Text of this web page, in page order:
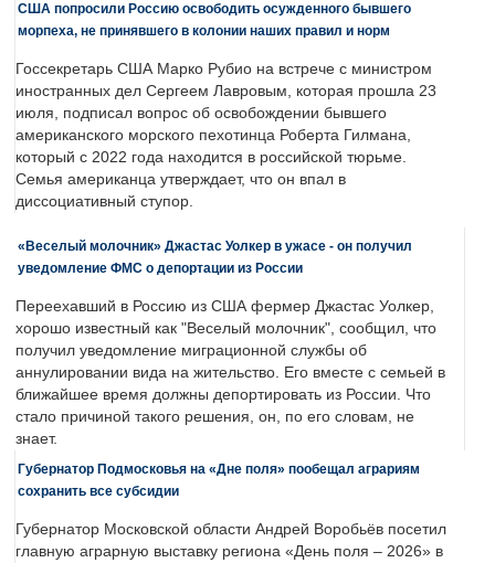
США попросили Россию освободить осужденного бывшего
морпеха, не принявшего в колонии наших правил и норм
Госсекретарь США Марко Рубио на встрече с министром
иностранных дел Сергеем Лавровым, которая прошла 23
июля, подписал вопрос об освобождении бывшего
американского морского пехотинца Роберта Гилмана,
который с 2022 года находится в российской тюрьме.
Семья американца утверждает, что он впал в
диссоциативный ступор.
«Веселый молочник» Джастас Уолкер в ужасе - он получил
уведомление ФМС о депортации из России
Переехавший в Россию из США фермер Джастас Уолкер,
хорошо известный как "Веселый молочник", сообщил, что
получил уведомление миграционной службы об
аннулировании вида на жительство. Его вместе с семьей в
ближайшее время должны депортировать из России. Что
стало причиной такого решения, он, по его словам, не
знает.
Губернатор Подмосковья на «Дне поля» пообещал аграриям
сохранить все субсидии
Губернатор Московской области Андрей Воробьёв посетил
главную аграрную выставку региона «День поля – 2026» в